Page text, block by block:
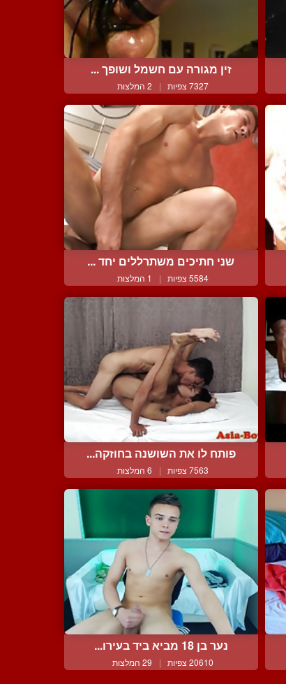
זין מגורה עם חשמל ושופך ...
7327 צפיות | 2 המלצות
שני חתיכים משתרללים יחד ...
5584 צפיות | 1 המלצות
פותח לו את השושנה בחוזקה...
7563 צפיות | 6 המלצות
נער בן 18 מביא ביד בעירו...
20610 צפיות | 29 המלצות